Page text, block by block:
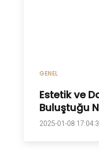
GENEL
Estetik ve
Buluştuğu
2025-01-08